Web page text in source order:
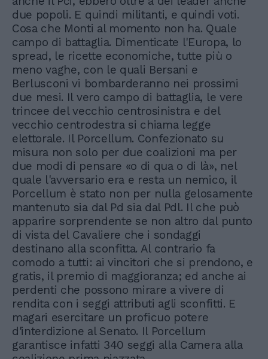
due popoli. E quindi militanti, e quindi voti.
Cosa che Monti al momento non ha. Quale
campo di battaglia. Dimenticate l'Europa, lo
spread, le ricette economiche, tutte più o
meno vaghe, con le quali Bersani e
Berlusconi vi bombarderanno nei prossimi
due mesi. Il vero campo di battaglia, le vere
trincee del vecchio centrosinistra e del
vecchio centrodestra si chiama legge
elettorale. Il Porcellum. Confezionato su
misura non solo per due coalizioni ma per
due modi di pensare «o di qua o di là», nel
quale l'avversario era e resta un nemico, il
Porcellum è stato non per nulla gelosamente
mantenuto sia dal Pd sia dal Pdl. Il che può
apparire sorprendente se non altro dal punto
di vista del Cavaliere che i sondaggi
destinano alla sconfitta. Al contrario fa
comodo a tutti: ai vincitori che si prendono, e
gratis, il premio di maggioranza; ed anche ai
perdenti che possono mirare a vivere di
rendita con i seggi attributi agli sconfitti. E
magari esercitare un proficuo potere
d'interdizione al Senato. Il Porcellum
garantisce infatti 340 seggi alla Camera alla